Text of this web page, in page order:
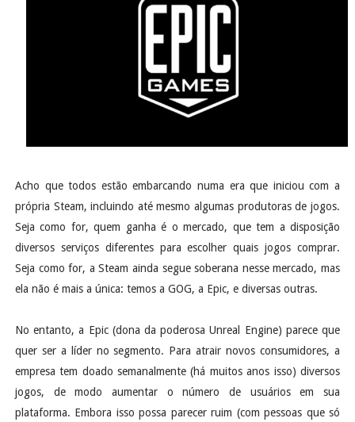
Acho que todos estão embarcando numa era que iniciou com a
própria Steam, incluindo até mesmo algumas produtoras de jogos.
Seja como for, quem ganha é o mercado, que tem a disposição
diversos serviços diferentes para escolher quais jogos comprar.
Seja como for, a Steam ainda segue soberana nesse mercado, mas
ela não é mais a única: temos a GOG, a Epic, e diversas outras.
No entanto, a Epic (dona da poderosa Unreal Engine) parece que
quer ser a líder no segmento. Para atrair novos consumidores, a
empresa tem doado semanalmente (há muitos anos isso) diversos
jogos, de modo aumentar o número de usuários em sua
plataforma. Embora isso possa parecer ruim (com pessoas que só